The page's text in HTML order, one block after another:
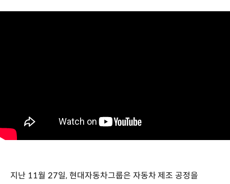
지난 11월 27일, 현대자동차그룹은 자동차 제조 공정을